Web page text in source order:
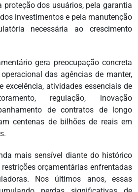
proteção dos usuários, pela garantia
investimentos e pela manutenção
necessária ao crescimento
gera preocupação concreta
das agências de manter,
excelência, atividades essenciais de
regulação, inovação
de contratos de longo
centenas de bilhões de reais em
mais sensível diante do histórico
orçamentárias enfrentadas
Nos últimos anos, essas